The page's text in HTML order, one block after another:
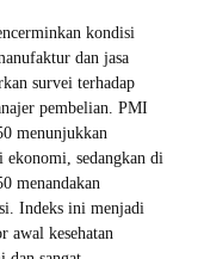
kondisi
dan jasa
survei terhadap
pembelian. PMI
menunjukkan
ekonomi, sedangkan di
menandakan
Indeks ini menjadi
awal kesehatan